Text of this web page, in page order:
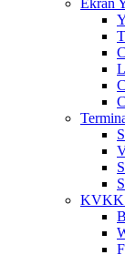
Ekran
KVKK